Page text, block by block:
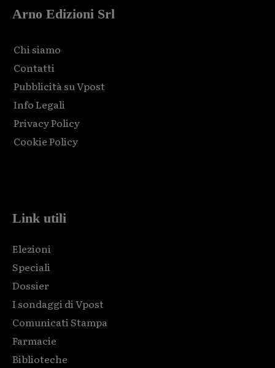
Arno Edizioni Srl
Chi siamo
Contatti
Pubblicità su Vpost
Info Legali
Privacy Policy
Cookie Policy
Link utili
Elezioni
Speciali
Dossier
I sondaggi di Vpost
Comunicati Stampa
Farmacie
Biblioteche